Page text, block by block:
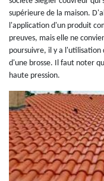
supérieure de la maison.
l'application d'un produit
preuves, mais elle ne
poursuivre, il y a l'utilisation
d'une brosse. Il faut noter
haute pression.